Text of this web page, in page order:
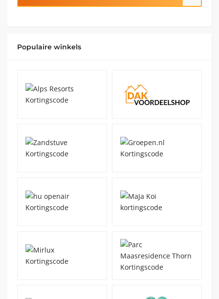
Populaire winkels